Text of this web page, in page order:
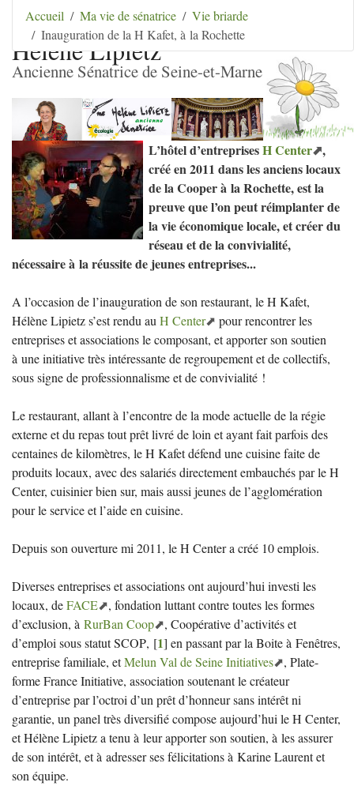
Aller au contenu Aller au menu
Aller au menu
secondaire
Aller à la recherche
Hélène Lipietz
Ancienne Sénatrice de Seine-et-Marne
Accueil Ma vie de sénatrice
Vie briarde
Inauguration de la H Kafet, à la Rochette
L’hôtel d’entreprisesH Center ,
créé en 2011 dans les anciens locaux
de la Cooper à la Rochette, est la
preuve que l’on peut réimplanter de
la vie économique locale, et créer du
réseau et de la convivialité,
nécessaire à la réussite de jeunes entreprises...
A l’occasion de l’inauguration de son restaurant, le H Kafet,
Hélène Lipietz s’est rendu au H Center
pour rencontrer les
entreprises et associations le composant, et apporter son soutien
à une initiative très intéressante de regroupement et de collectifs,
sous signe de professionnalisme et de convivialité !
Le restaurant, allant à l’encontre de la mode actuelle de la régie
externe et du repas tout prêt livré de loin et ayant fait parfois des
centaines de kilomètres, le H Kafet défend une cuisine faite de
produits locaux, avec des salariés directement embauchés par le H
Center, cuisinier bien sur, mais aussi jeunes de l’agglomération
pour le service et l’aide en cuisine.
Depuis son ouverture mi 2011, le H Center a créé 10 emplois.
Diverses entreprises et associations ont aujourd’hui investi les
locaux, deFACE
, fondation luttant contre toutes les formes
d’exclusion, à RurBan Coop
, Coopérative d’activités et
d’emploi sous statutSCOP, [1] en passant par la Boite à Fenêtres,
entreprise familiale, etMelun Val de Seine Initiatives
, Plate-
forme France Initiative, association soutenant le créateur
d’entreprise par l’octroi d’un prêt d’honneur sans intérêt ni
garantie, un panel très diversifié compose aujourd’hui le H Center,
et Hélène Lipietz a tenu à leur apporter son soutien, à les assurer
de son intérêt, et à adresser ses félicitations à Karine Laurent et
son équipe.